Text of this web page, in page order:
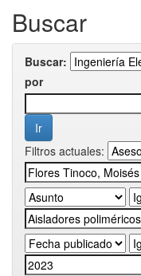
Buscar
Buscar:
por
Filtros actuales: